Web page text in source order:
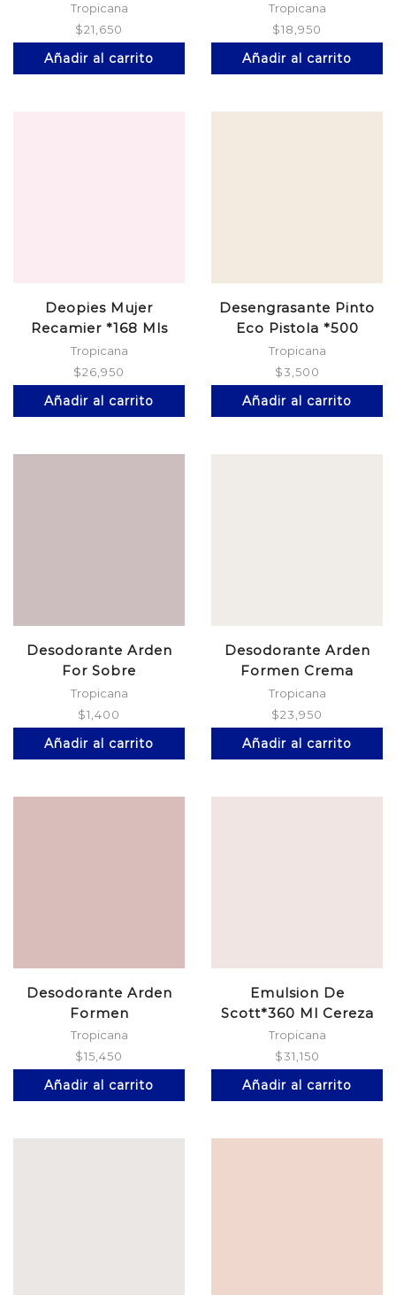
Tropicana
$21,650
Añadir al carrito
Tropicana
$18,950
Añadir al carrito
Deopies Mujer
Recamier *168 Mls
Tropicana
$26,950
Añadir al carrito
Desengrasante Pinto
Eco Pistola *500
Tropicana
$3,500
Añadir al carrito
Desodorante Arden
For Sobre
Tropicana
$1,400
Añadir al carrito
Desodorante Arden
Formen Crema
*135$/Esp
Tropicana
$23,950
Añadir al carrito
Desodorante Arden
Formen
Crema*60X2P/Esp
Tropicana
$15,450
Añadir al carrito
Emulsion De
Scott*360 Ml Cereza
Tropicana
$31,150
Añadir al carrito